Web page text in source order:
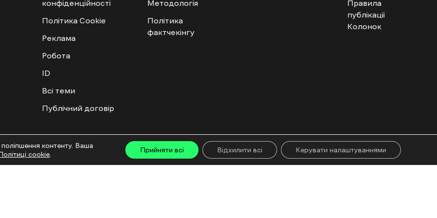
конфіденційності
Політика Cookie
Реклама
Робота
ID
Всі теми
Публічний договір
Методологія
Політика
фактчекінгу
Правила
публікації
Колонок
дозволяється лише за наявності активного посилання на “Ґвара Медіа” не нижче другого абзацу. Використання контенту цифрових платформ дозволено за
та інтегрованих продуктів дозволяється за умови отримання схвалення від редакції.
ГО «Ґвара Медіа», 61057, Харків, вул. Гоголя, 14, абонентська скринька №7400
контенту. Ваша
Політиці cookie
Прийняти всі Відхилити всі Керувати налаштуваннями